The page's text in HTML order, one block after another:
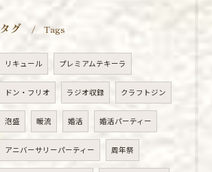
タグ Tags
リキュール プレミアムテキーラ
ドン・フリオ ラジオ収録 クラフトジン
泡盛 暖流 婚活 婚活パーティー
アニバーサリーパーティー 周年祭